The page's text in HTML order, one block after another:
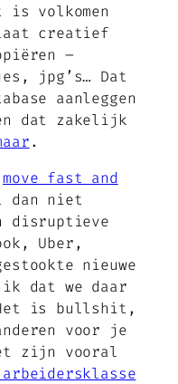
is volkomen
creatief
–
jpg’s… Dat
aanleggen
dat zakelijk
.
move fast and
dan niet
disruptieve
Uber,
nieuwe
dat we daar
is bullshit,
voor je
zijn vooral
arbeidersklasse